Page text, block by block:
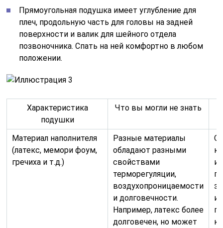
Прямоугольная подушка имеет углубление для
плеч, продольную часть для головы на задней
поверхности и валик для шейного отдела
позвоночника. Спать на ней комфортно в любом
положении.
Характеристика
подушки
Что вы могли не знать
Материал наполнителя
(латекс, мемори фоум,
гречиха и т.д.)
Разные материалы
обладают разными
свойствами
терморегуляции,
воздухопроницаемости
и долговечности.
Например, латекс более
долговечен, но может
и